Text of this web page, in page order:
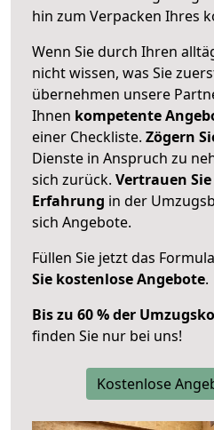
hin zum Verpacken Ihres
Wenn Sie durch Ihren
nicht wissen, was Sie
übernehmen unsere
Ihnen kompetente
einer Checkliste. Zögern
Dienste in Anspruch zu
sich zurück. Vertrauen
Erfahrung in der
sich Angebote.
Füllen Sie jetzt das
Sie kostenlose Angebote.
Bis zu 60 % der
finden Sie nur bei uns!
Kostenlose